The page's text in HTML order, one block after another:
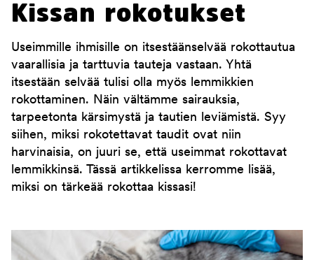
Kissan rokotukset
Useimmille ihmisille on itsestäänselvää rokottautua
vaarallisia ja tarttuvia tauteja vastaan. Yhtä
itsestään selvää tulisi olla myös lemmikkien
rokottaminen. Näin vältämme sairauksia,
tarpeetonta kärsimystä ja tautien leviämistä. Syy
siihen, miksi rokotettavat taudit ovat niin
harvinaisia, on juuri se, että useimmat rokottavat
lemmikkinsä. Tässä artikkelissa kerromme lisää,
miksi on tärkeää rokottaa kissasi!